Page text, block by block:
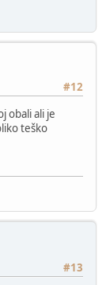
#12
obali ali je
teško
#13